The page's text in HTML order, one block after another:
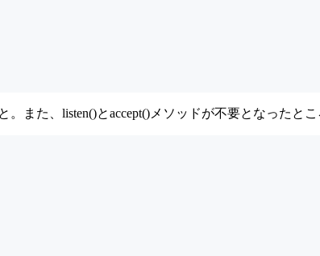
また、listen()とaccept()メソッドが不要となったとこ